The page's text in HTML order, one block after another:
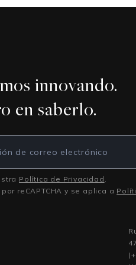
innovando.
en saberlo.
Política de Privacidad .
reCAPTCHA y se aplica a